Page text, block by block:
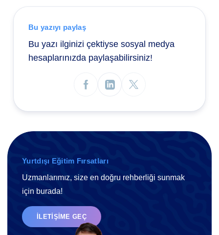
Bu yazıyı paylaş
Bu yazı ilginizi çektiyse sosyal medya
hesaplarınızda paylaşabilirsiniz!
Yurtdışı Eğitim Fırsatları
Uzmanlarımız, size en doğru rehberliği sunmak
için burada!
İLETIŞIME GEÇ